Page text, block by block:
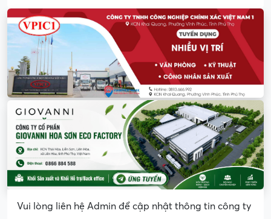
Vui lòng liên hệ Admin để cập nhật thông tin công ty